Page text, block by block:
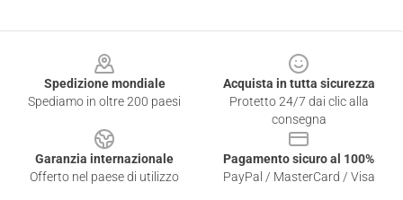
Spedizione mondiale
Spediamo in oltre 200 paesi
Acquista in tutta sicurezza
Protetto 24/7 dai clic alla
consegna
Garanzia internazionale
Offerto nel paese di utilizzo
Pagamento sicuro al 100%
PayPal / MasterCard / Visa